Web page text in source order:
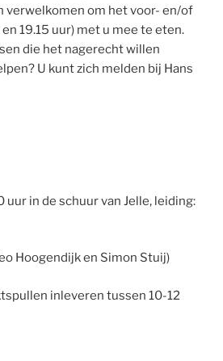
verwelkomen om het voor- en/of
19.15 uur) met u mee te eten.
die het nagerecht willen
U kunt zich melden bij Hans
uur in de schuur van Jelle, leiding:
Hoogendijk en Simon Stuij)
inleveren tussen 10-12